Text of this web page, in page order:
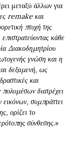
μεταξύ άλλων για
remake και
πτυχή της
κάθε
Διακοδημητρίου
γνώση και η
δεξαμενή, ως
και
διατρέχει
εικόνων, συμπράττει
ορίζει το
σύνθεσης.»